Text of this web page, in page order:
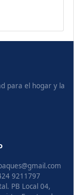
para el hogar y la
9211797
PB Local 04,